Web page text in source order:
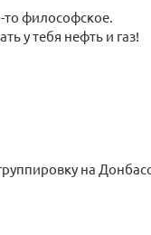
то философское.
у тебя нефть и газ!
на